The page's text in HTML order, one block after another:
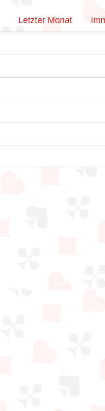
Letzter Monat